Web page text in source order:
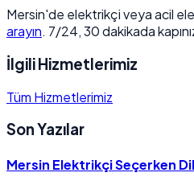
Mersin'de elektrikçi veya acil
arayın. 7/24, 30 dakikada
İlgili Hizmetlerimiz
Tüm Hizmetlerimiz
Son Yazılar
Mersin Elektrikçi Seçerken